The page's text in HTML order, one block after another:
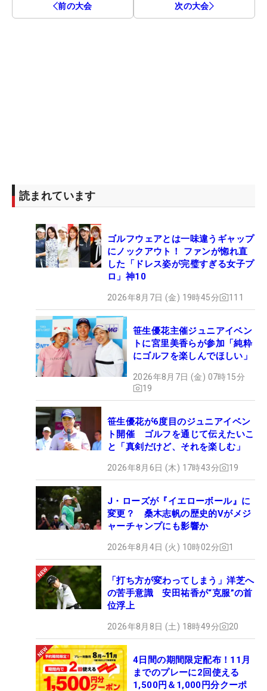
前の大会 次の大会
読まれています
ゴルフウェアとは一味違うギャップ
にノックアウト！ ファンが惚れ直
した「ドレス姿が完璧すぎる女子プ
ロ」神10
2026年8月7日 (金) 19時45分 111
笹生優花主催ジュニアイベン
トに宮里美香らが参加「純粋
にゴルフを楽しんでほしい」
2026年8月7日 (金) 07時15分
19
笹生優花が6度目のジュニアイベン
ト開催 ゴルフを通じて伝えたいこ
と「真剣だけど、それを楽しむ」
2026年8月6日 (木) 17時43分 19
J・ローズが『イエローボール』に
変更？ 桑木志帆の歴史的Vがメジ
ャーチャンプにも影響か
2026年8月4日 (火) 10時02分 1
「打ち方が変わってしまう」洋芝へ
の苦手意識 安田祐香が“克服”の首
位浮上
2026年8月8日 (土) 18時49分 20
4日間の期間限定配布！11月
までのプレーに2回使える
1,500円＆1,000円分クーポ